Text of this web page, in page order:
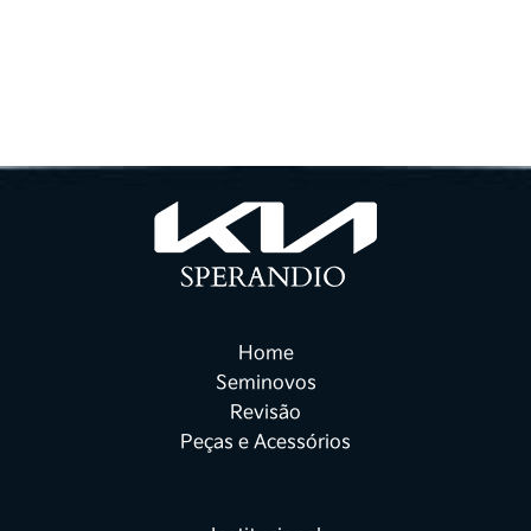
Home
Seminovos
Revisão
Peças e Acessórios